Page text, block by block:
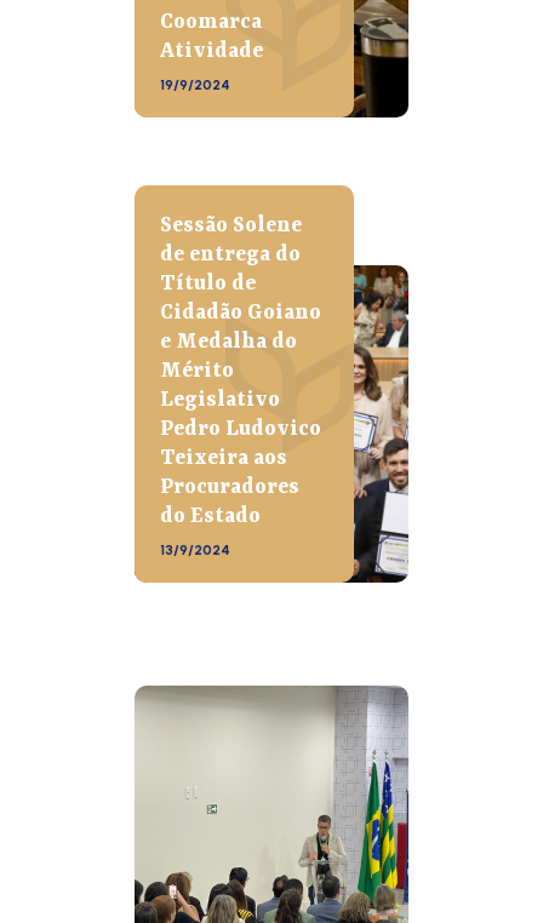
Coomarca
Atividade
19/9/2024
Sessão Solene
de entrega do
Título de
Cidadão Goiano
e Medalha do
Mérito
Legislativo
Pedro Ludovico
Teixeira aos
Procuradores
do Estado
13/9/2024